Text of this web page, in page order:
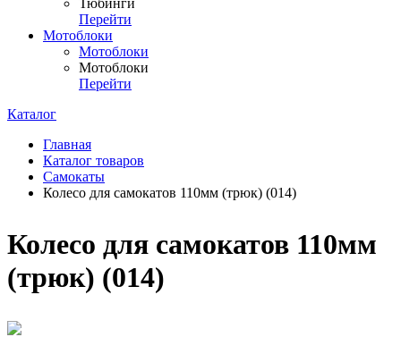
Тюбинги
Перейти
Мотоблоки
Мотоблоки
Мотоблоки
Перейти
Каталог
Главная
Каталог товаров
Самокаты
Колесо для самокатов 110мм (трюк) (014)
Колесо для самокатов 110мм
(трюк) (014)